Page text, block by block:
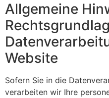
Allgemeine
Website
Sofern Sie in die
verarbeiten wir Ihre